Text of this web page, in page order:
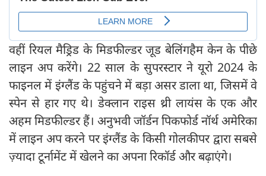
वहीं रियल मैड्रिड के मिडफील्डर जूड बेलिंगहैम केन के पीछे
लाइन अप करेंगे। 22 साल के सुपरस्टार ने यूरो 2024 के
फाइनल में इंग्लैंड के पहुंचने में बड़ा असर डाला था, जिसमें वे
स्पेन से हार गए थे। डेक्लान राइस थ्री लायंस के एक और
अहम मिडफील्डर हैं। अनुभवी जॉर्डन पिकफोर्ड नॉर्थ अमेरिका
में लाइन अप करने पर इंग्लैंड के किसी गोलकीपर द्वारा सबसे
ज़्यादा टूर्नामेंट में खेलने का अपना रिकॉर्ड और बढ़ाएंगे।